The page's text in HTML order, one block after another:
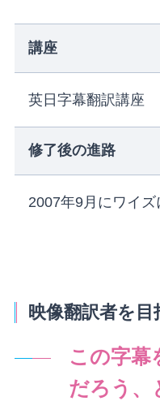
講座
英日字幕翻訳講座
修了後の進路
2007年9月にワイズ
映像翻訳者を
この字幕
だろう、